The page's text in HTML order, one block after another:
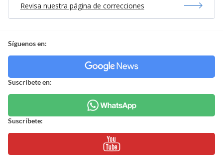
Revisa nuestra página de correcciones
Síguenos en:
Suscríbete en:
Suscríbete: